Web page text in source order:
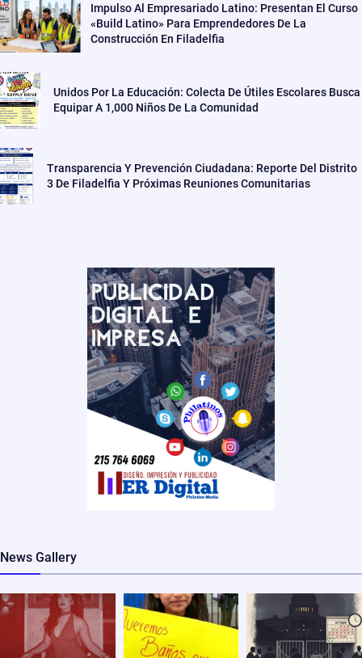
Impulso Al Empresariado Latino: Presentan El Curso
«Build Latino» Para Emprendedores De La
Construcción En Filadelfia
Unidos Por La Educación: Colecta De Útiles Escolares Busca
Equipar A 1,000 Niños De La Comunidad
Transparencia Y Prevención Ciudadana: Reporte Del Distrito
3 De Filadelfia Y Próximas Reuniones Comunitarias
News Gallery